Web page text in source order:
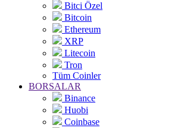
Bitci Özel
Bitcoin
Ethereum
XRP
Litecoin
Tron
Tüm Coinler
BORSALAR
Binance
Huobi
Coinbase